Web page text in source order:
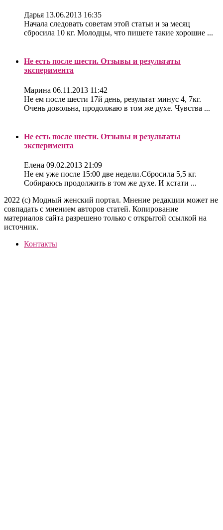
Дарья 13.06.2013 16:35
Начала следовать советам этой статьи и за месяц
сбросила 10 кг. Молодцы, что пишете такие хорошие ...
Не есть после шести. Отзывы и результаты
эксперимента
Марина 06.11.2013 11:42
Не ем после шести 17й день, результат минус 4, 7кг.
Очень довольна, продолжаю в том же духе. Чувства ...
Не есть после шести. Отзывы и результаты
эксперимента
Елена 09.02.2013 21:09
Не ем уже после 15:00 две недели.Сбросила 5,5 кг.
Собираюсь продолжить в том же духе. И кстати ...
2022 (c) Модный женский портал. Мнение редакции может не
совпадать с мнением авторов статей. Копирование
материалов сайта разрешено только с открытой ссылкой на
источник.
Контакты